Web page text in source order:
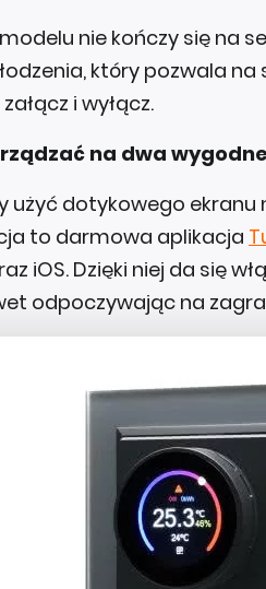
nie kończy się na
który pozwala
i wyłącz.
na dwa
użyć dotykowego
to darmowa aplikacja
iOS. Dzięki niej da się
odpoczywając na